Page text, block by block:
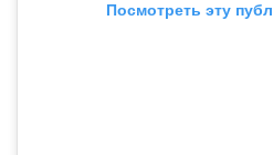
Посмотреть эту